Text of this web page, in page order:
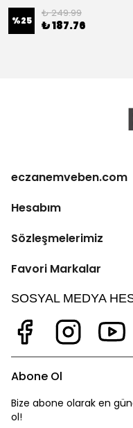
%25
₺ 249.99
₺ 187.76
eczanemveben.com
Hesabım
Sözleşmelerimiz
Favori Markalar
SOSYAL MEDYA
Abone Ol
Bize abone olarak en
ol!